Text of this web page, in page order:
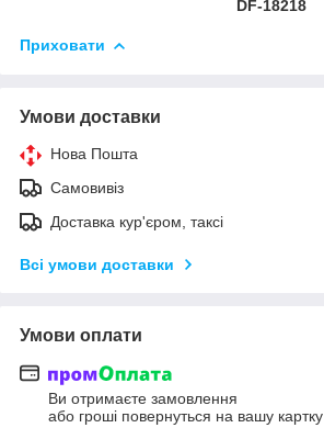
DF-18218
Приховати
Умови доставки
Нова Пошта
Самовивіз
Доставка кур'єром, таксі
Всі умови доставки
Умови оплати
Ви отримаєте замовлення
або гроші повернуться на вашу картку